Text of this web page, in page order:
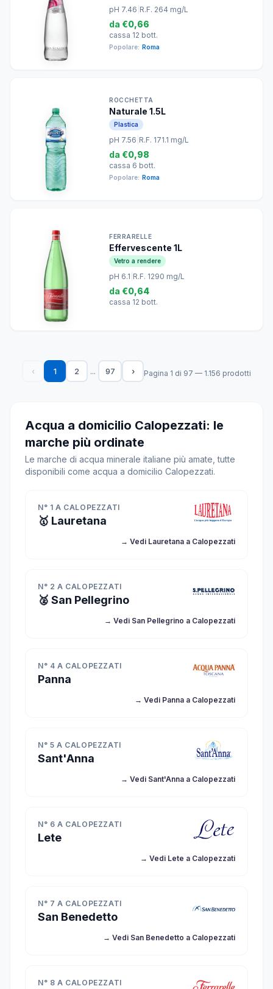
pH 7.46 R.F. 264 mg/L
da €0,66
cassa 12 bott.
Popolare: Roma
ROCCHETTA
Naturale 1.5L
Plastica
pH 7.56 R.F. 171.1 mg/L
da €0,98
cassa 6 bott.
Popolare: Roma
FERRARELLE
Effervescente 1L
Vetro a rendere
pH 6.1 R.F. 1290 mg/L
da €0,64
cassa 12 bott.
‹ 1 2 ... 97 › Pagina 1 di 97 — 1.156 prodotti
Acqua a domicilio Calopezzati: le
marche più ordinate
Le marche di acqua minerale italiane più amate, tutte
disponibili come acqua a domicilio Calopezzati.
N° 1 A CALOPEZZATI
🥇 Lauretana
→ Vedi Lauretana a Calopezzati
N° 2 A CALOPEZZATI
🥈 San Pellegrino
→ Vedi San Pellegrino a Calopezzati
N° 4 A CALOPEZZATI
Panna
→ Vedi Panna a Calopezzati
N° 5 A CALOPEZZATI
Sant'Anna
→ Vedi Sant'Anna a Calopezzati
N° 6 A CALOPEZZATI
Lete
→ Vedi Lete a Calopezzati
N° 7 A CALOPEZZATI
San Benedetto
→ Vedi San Benedetto a Calopezzati
N° 8 A CALOPEZZATI